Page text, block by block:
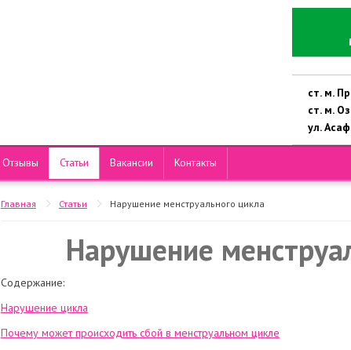
ст. м.
ст. м.
ул.
Отзывы Статьи Вакансии Контакты
Главная Статьи Нарушение менструального цикла
Нарушение
Содержание:
Нарушение цикла
Почему может происходить сбой в менструальном цикле